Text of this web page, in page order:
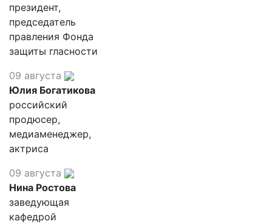
президент,
председатель
правления Фонда
защиты гласности
09 августа
Юлия Богатикова
российский
продюсер,
медиаменеджер,
актриса
09 августа
Нина Ростова
заведующая
кафедрой